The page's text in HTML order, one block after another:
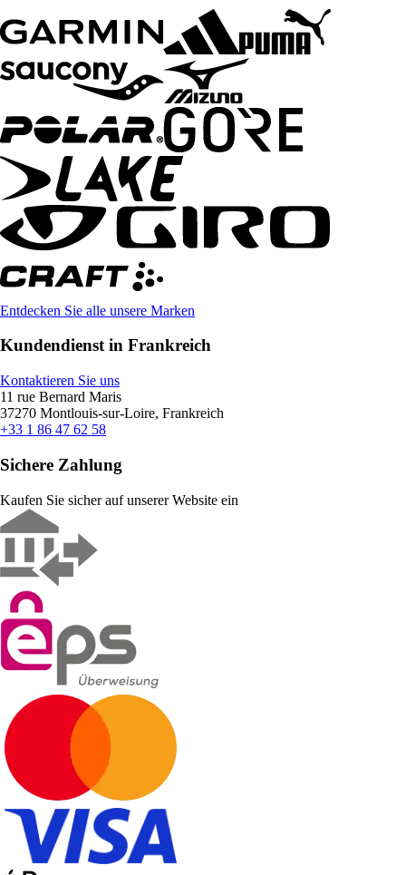
Entdecken Sie alle unsere Marken
Kundendienst in Frankreich
Kontaktieren Sie uns
11 rue Bernard Maris
37270 Montlouis-sur-Loire, Frankreich
+33 1 86 47 62 58
Sichere Zahlung
Kaufen Sie sicher auf unserer Website ein